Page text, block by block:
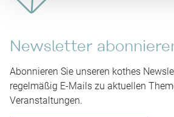
Newsletter
Abonnieren Sie unseren kothes
regelmäßig E-Mails zu aktuellen
Veranstaltungen.